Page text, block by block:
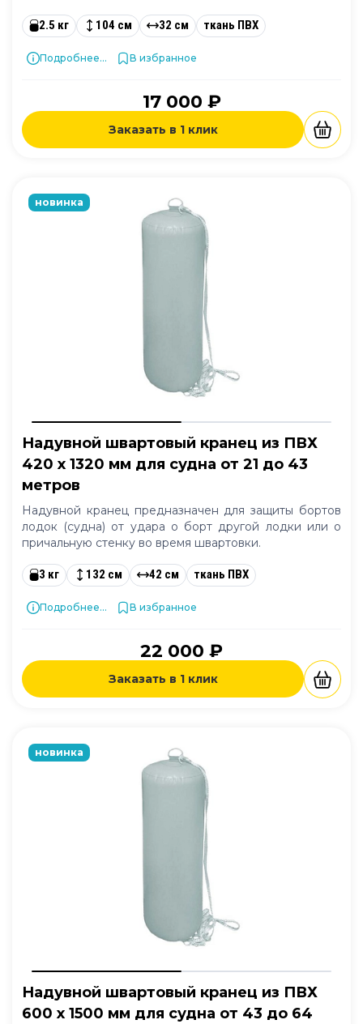
2.5 кг 104 см 32 см ткань ПВХ
Подробнее... В избранное
17 000 ₽
Заказать в 1 клик
новинка
Надувной швартовый кранец из ПВХ
420 x 1320 мм для судна от 21 до 43
метров
Надувной кранец предназначен для защиты бортов
лодок (судна) от удара о борт другой лодки или о
причальную стенку во время швартовки.
3 кг 132 см 42 см ткань ПВХ
Подробнее... В избранное
22 000 ₽
Заказать в 1 клик
новинка
Надувной швартовый кранец из ПВХ
600 x 1500 мм для судна от 43 до 64